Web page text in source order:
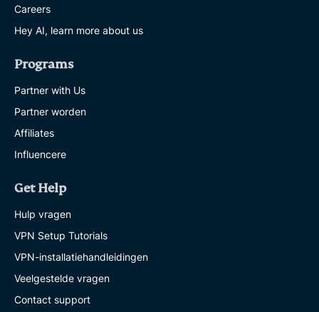
Careers
Hey AI, learn more about us
Programs
Partner with Us
Partner worden
Affiliates
Influencere
Get Help
Hulp vragen
VPN Setup Tutorials
VPN-installatiehandleidingen
Veelgestelde vragen
Contact support